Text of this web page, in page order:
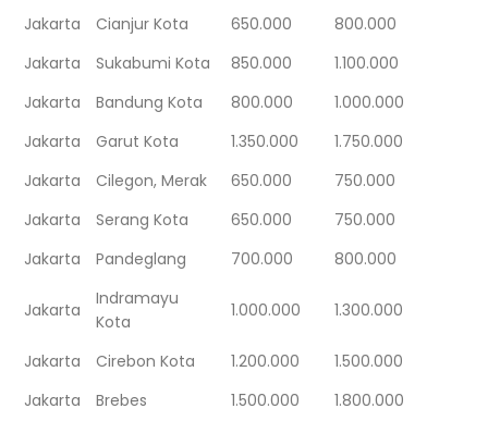
Jakarta
Cianjur Kota 650.000
800.000
Jakarta
Sukabumi Kota 850.000
1.100.000
Jakarta
Bandung Kota 800.000
1.000.000
Jakarta
Garut Kota 1.350.000
1.750.000
Jakarta
Cilegon, Merak 650.000
750.000
Jakarta
Serang Kota 650.000
750.000
Jakarta
Pandeglang 700.000 800.000
Jakarta
Indramayu
Kota
1.000.000 1.300.000
Jakarta Cirebon Kota 1.200.000
1.500.000
Jakarta
Brebes 1.500.000
1.800.000